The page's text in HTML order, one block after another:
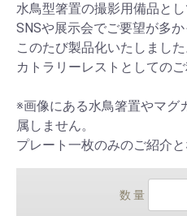
水鳥型箸置の撮影用備品と
SNSや展示会でご要望が多
このたび製品化いたしました
カトラリーレストとしてのご
※画像にある水鳥箸置やマグ
属しません。
プレート一枚のみのご紹介と
数 量